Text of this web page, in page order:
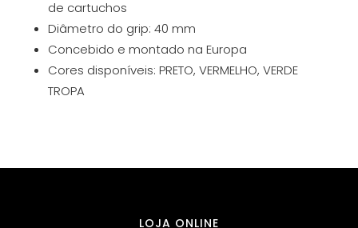
de cartuchos
Diâmetro do grip: 40 mm
Concebido e montado na Europa
Cores disponíveis: PRETO, VERMELHO, VERDE
TROPA
LOJA ONLINE